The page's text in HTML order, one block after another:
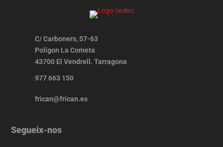
C/ Carboners, 57-63
Polígon La Cometa
43700 El Vendrell. Tarragona
977 663 150
frican@frican.es
Segueix-nos